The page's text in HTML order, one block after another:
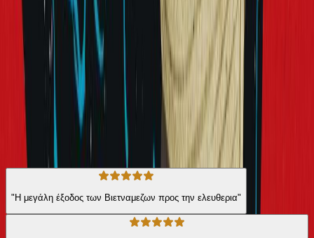
μιλούν γι’ αυτούς.
&nbsp;
Σύγχρονη Λογοτεχνία
Η γνώμη των ακροατών
★ 4.3 /5 Βαθμολογία βιβλίου
Αξιολογήσεις
"Η μεγάλη έξοδος των Βιετναμεζων προς την ελευθερια"